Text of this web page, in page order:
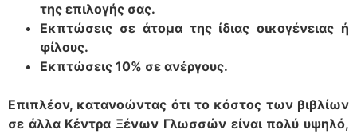
της επιλογής σας.
Εκπτώσεις σε άτομα της ίδιας οικογένειας ή
φίλους.
Εκπτώσεις 10% σε ανέργους.
Επιπλέον, κατανοώντας ότι το κόστος των βιβλίων
σε άλλα Κέντρα Ξένων Γλωσσών είναι πολύ υψηλό,